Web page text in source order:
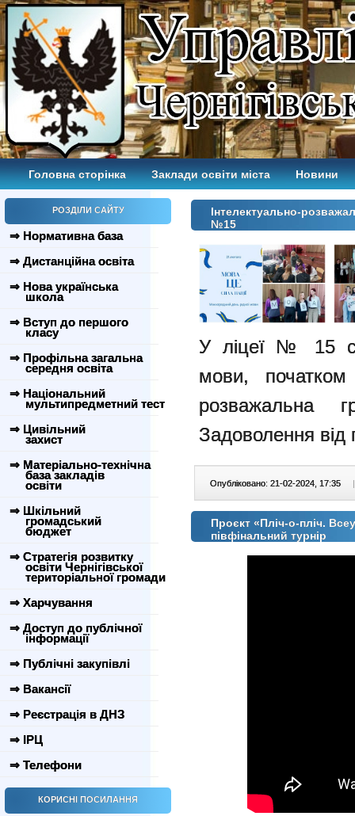
Головна сторінка Заклади освіти міста Новини
РОЗДІЛИ САЙТУ
⇒ Нормативна база
⇒ Дистанційна освіта
⇒ Нова українська
школа
⇒ Вступ до першого
класу
⇒ Профільна загальна
середня освіта
⇒ Національний
мультипредметний тест
⇒ Цивільний
захист
⇒ Матеріально-технічна
база закладів
освіти
⇒ Шкільний
громадський
бюджет
⇒ Стратегія розвитку
освіти Чернігівської
територіальної громади
⇒ Харчування
⇒ Доступ до публічної
інформації
⇒ Публічні закупівлі
⇒ Вакансії
⇒ Реєстрація в ДНЗ
⇒ ІРЦ
⇒ Телефони
КОРИСНІ ПОСИЛАННЯ
Інтелектуально-
№15
У ліцеї № 15
мови, початком
Задоволення від
Опубліковано: 21-02-2024, 17:35 |
Проєкт «Пліч-о-пліч.
півфінальний турнір